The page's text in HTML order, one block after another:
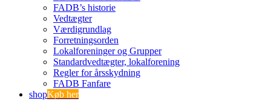
FADB’s historie
Vedtægter
Værdigrundlag
Forretningsorden
Lokalforeninger og Grupper
Standardvedtægter, lokalforening
Regler for årsskydning
FADB Fanfare
shopKøb her